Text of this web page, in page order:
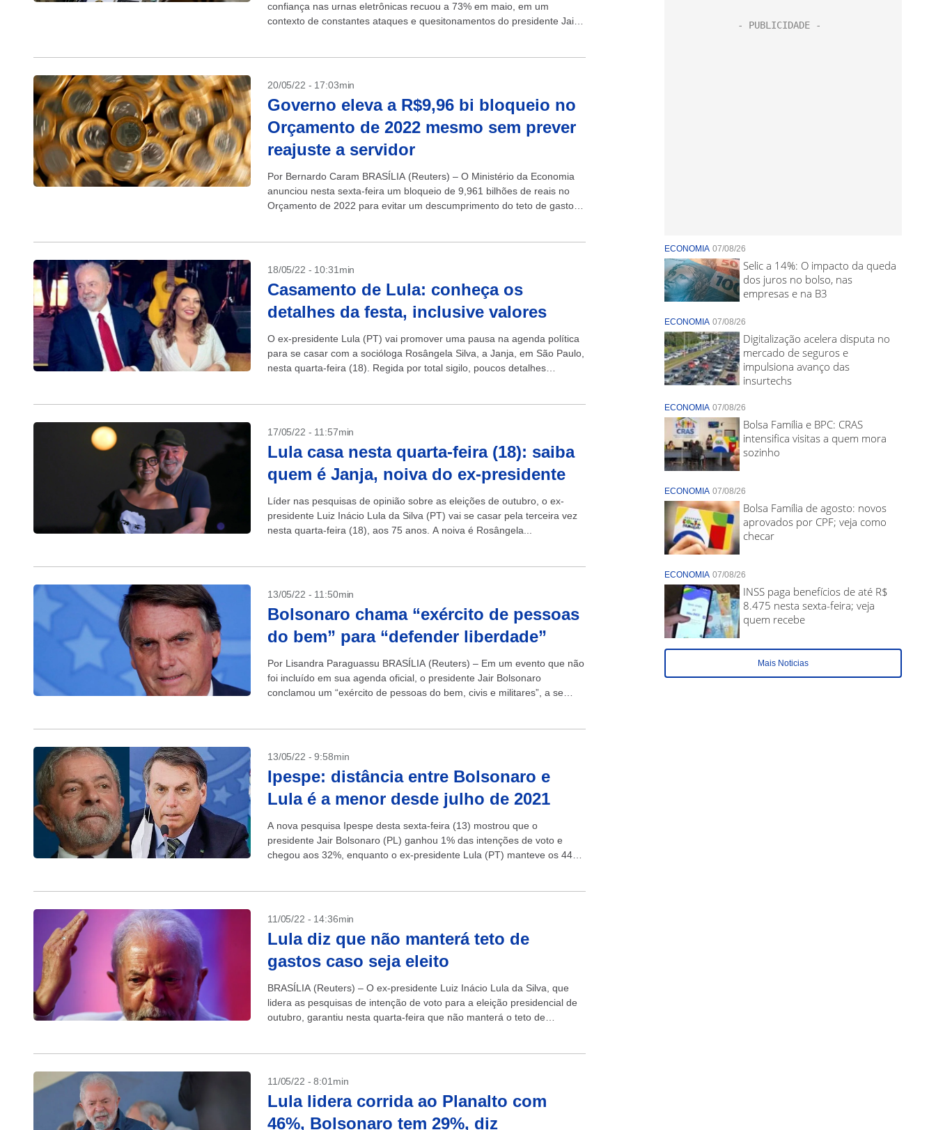
confiança nas urnas eletrônicas recuou a 73% em maio, em um
contexto de constantes ataques e quesitonamentos do presidente Jair
20/05/22 - 17:03min
Governo eleva a R$9,96 bi bloqueio no
Orçamento de 2022 mesmo sem prever
reajuste a servidor
Por Bernardo Caram BRASÍLIA (Reuters) – O Ministério da Economia
anunciou nesta sexta-feira um bloqueio de 9,961 bilhões de reais no
Orçamento de 2022 para evitar um descumprimento do teto de gastos,
18/05/22 - 10:31min
Casamento de Lula: conheça os
detalhes da festa, inclusive valores
O ex-presidente Lula (PT) vai promover uma pausa na agenda política
para se casar com a socióloga Rosângela Silva, a Janja, em São Paulo,
nesta quarta-feira (18). Regida por total sigilo, poucos detalhes
17/05/22 - 11:57min
Lula casa nesta quarta-feira (18): saiba
quem é Janja, noiva do ex-presidente
Líder nas pesquisas de opinião sobre as eleições de outubro, o ex-
presidente Luiz Inácio Lula da Silva (PT) vai se casar pela terceira vez
nesta quarta-feira (18), aos 75 anos. A noiva é Rosângela...
13/05/22 - 11:50min
Bolsonaro chama “exército de pessoas
do bem” para “defender liberdade”
Por Lisandra Paraguassu BRASÍLIA (Reuters) – Em um evento que não
foi incluído em sua agenda oficial, o presidente Jair Bolsonaro
conclamou um “exército de pessoas do bem, civis e militares”, a se
13/05/22 - 9:58min
Ipespe: distância entre Bolsonaro e
Lula é a menor desde julho de 2021
A nova pesquisa Ipespe desta sexta-feira (13) mostrou que o
presidente Jair Bolsonaro (PL) ganhou 1% das intenções de voto e
chegou aos 32%, enquanto o ex-presidente Lula (PT) manteve os 44%
11/05/22 - 14:36min
Lula diz que não manterá teto de
gastos caso seja eleito
BRASÍLIA (Reuters) – O ex-presidente Luiz Inácio Lula da Silva, que
lidera as pesquisas de intenção de voto para a eleição presidencial de
outubro, garantiu nesta quarta-feira que não manterá o teto de
11/05/22 - 8:01min
Lula lidera corrida ao Planalto com
46%, Bolsonaro tem 29%, diz
ECONOMIA 07/08/26
Selic a 14%: O impacto da queda
dos juros no bolso, nas
empresas e na B3
ECONOMIA 07/08/26
Digitalização acelera disputa no
mercado de seguros e
impulsiona avanço das
insurtechs
ECONOMIA 07/08/26
Bolsa Família e BPC: CRAS
intensifica visitas a quem mora
sozinho
ECONOMIA 07/08/26
Bolsa Família de agosto: novos
aprovados por CPF; veja como
checar
ECONOMIA 07/08/26
INSS paga benefícios de até R$
8.475 nesta sexta-feira; veja
quem recebe
Mais Noticias